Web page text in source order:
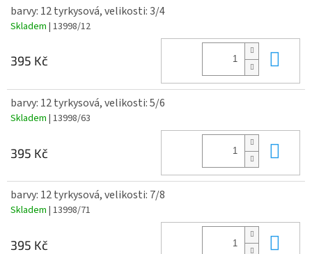
barvy: 12 tyrkysová, velikosti: 3/4
Skladem | 13998/12
395 Kč
barvy: 12 tyrkysová, velikosti: 5/6
Skladem | 13998/63
395 Kč
barvy: 12 tyrkysová, velikosti: 7/8
Skladem | 13998/71
395 Kč